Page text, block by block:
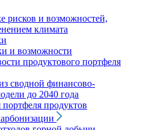
рисков и возможностей,
климата
и возможности
продуктового портфеля
сводной финансово-
до 2040 года
продуктов